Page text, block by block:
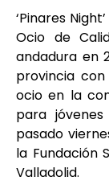
‘Pinares
Ocio de
andadura en
provincia
ocio en la
para
pasado
la Fundación
Valladolid.